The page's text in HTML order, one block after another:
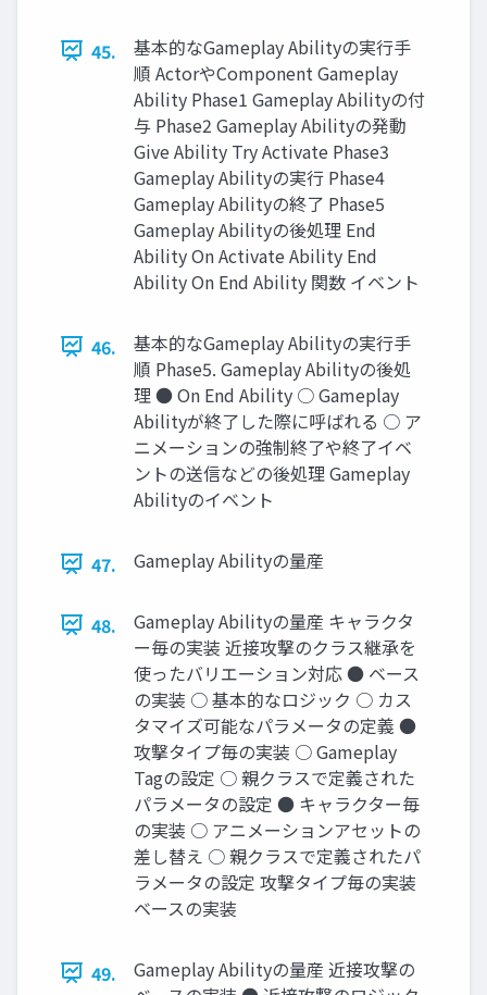
45.
基本的なGameplay Abilityの実行手
順 ActorやComponent Gameplay
Ability Phase1 Gameplay Abilityの付
与 Phase2 Gameplay Abilityの発動
Give Ability Try Activate Phase3
Gameplay Abilityの実行 Phase4
Gameplay Abilityの終了 Phase5
Gameplay Abilityの後処理 End
Ability On Activate Ability End
Ability On End Ability 関数 イベント
46.
基本的なGameplay Abilityの実行手
順 Phase5. Gameplay Abilityの後処
理 ● On End Ability ○ Gameplay
Abilityが終了した際に呼ばれる ○ ア
ニメーションの強制終了や終了イベ
ントの送信などの後処理 Gameplay
Abilityのイベント
47. Gameplay Abilityの量産
48.
Gameplay Abilityの量産 キャラクタ
ー毎の実装 近接攻撃のクラス継承を
使ったバリエーション対応 ● ベース
の実装 ○ 基本的なロジック ○ カス
タマイズ可能なパラメータの定義 ●
攻撃タイプ毎の実装 ○ Gameplay
Tagの設定 ○ 親クラスで定義された
パラメータの設定 ● キャラクター毎
の実装 ○ アニメーションアセットの
差し替え ○ 親クラスで定義されたパ
ラメータの設定 攻撃タイプ毎の実装
ベースの実装
49.
Gameplay Abilityの量産 近接攻撃の